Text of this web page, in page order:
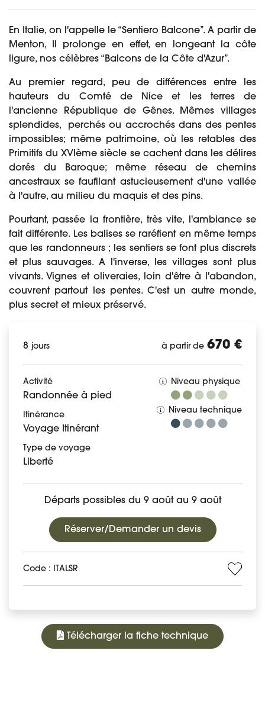
En Italie, on l'appelle le “Sentiero Balcone”. A partir de
Menton, Il prolonge en effet, en longeant la côte
ligure, nos célèbres “Balcons de la Côte d'Azur”.
Au premier regard, peu de différences entre les
hauteurs du Comté de Nice et les terres de
l'ancienne République de Gênes. Mêmes villages
splendides, perchés ou accrochés dans des pentes
impossibles; même patrimoine, où les retables des
Primitifs du XVIème siècle se cachent dans les délires
dorés du Baroque; même réseau de chemins
ancestraux se faufilant astucieusement d'une vallée
à l'autre, au milieu du maquis et des pins.
Pourtant, passée la frontière, très vite, l'ambiance se
fait différente. Les balises se raréfient en même temps
que les randonneurs ; les sentiers se font plus discrets
et plus sauvages. A l'inverse, les villages sont plus
vivants. Vignes et oliveraies, loin d'être à l'abandon,
couvrent partout les pentes. C'est un autre monde,
plus secret et mieux préservé.
8 jours à partir de 670 €
Activité
Randonnée à pied
Itinérance
Voyage Itinérant
Type de voyage
Liberté
Niveau physique
Niveau technique
Départs possibles du 9 août au 9 août
Réserver/Demander un devis
Code : ITALSR
Télécharger la fiche technique